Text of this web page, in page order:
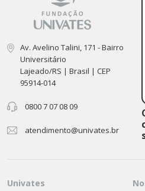
Av. Avelino Talini, 171 - Bairro
Universitário
Lajeado/RS | Brasil | CEP
95914-014
0800 7 07 08 09
atendimento@univates.br
Univates